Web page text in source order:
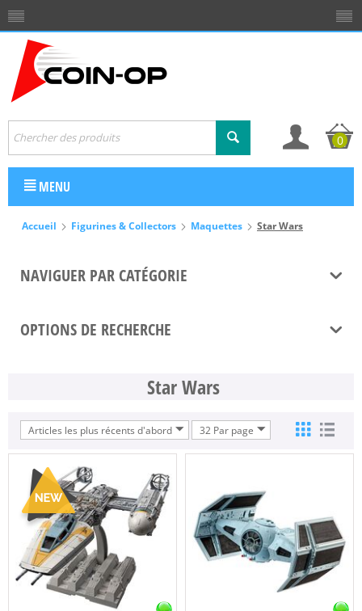
0
MENU
Accueil Figurines & Collectors Maquettes Star Wars
NAVIGUER PAR CATÉGORIE
OPTIONS DE RECHERCHE
Star Wars
Articles les plus récents d'abord 32 Par page